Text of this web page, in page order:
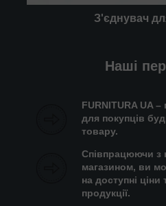
З'єднувач
Наші
FURNITURA UA
для покупців
товару.
Співпрацюючи з
магазином, ви
на доступні ціни
продукції.